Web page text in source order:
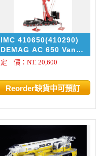
IMC 410650(410290)
DEMAG AC 650 Van
Seumeren
定 價：NT. 20,600